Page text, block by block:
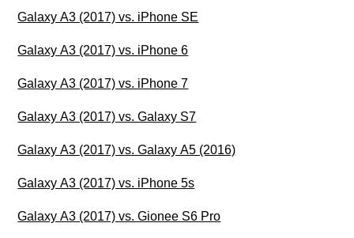
Galaxy A3 (2017) vs. iPhone SE
Galaxy A3 (2017) vs. iPhone 6
Galaxy A3 (2017) vs. iPhone 7
Galaxy A3 (2017) vs. Galaxy S7
Galaxy A3 (2017) vs. Galaxy A5 (2016)
Galaxy A3 (2017) vs. iPhone 5s
Galaxy A3 (2017) vs. Gionee S6 Pro